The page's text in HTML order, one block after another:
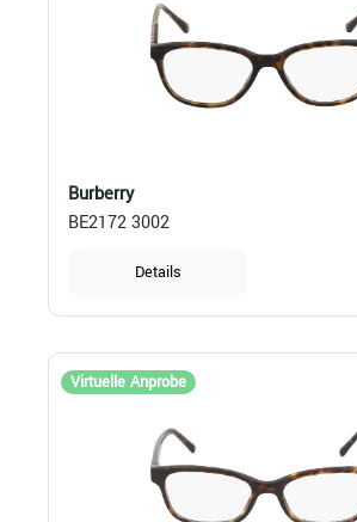
Burberry
BE2172 3002
Details
Virtuelle Anprobe